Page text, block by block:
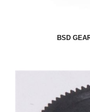
BSD